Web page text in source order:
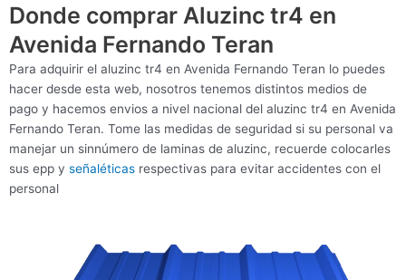
Donde comprar Aluzinc tr4 en
Avenida Fernando Teran
Para adquirir el aluzinc tr4 en Avenida Fernando Teran lo puedes
hacer desde esta web, nosotros tenemos distintos medios de
pago y hacemos envios a nivel nacional del aluzinc tr4 en Avenida
Fernando Teran. Tome las medidas de seguridad si su personal va
manejar un sinnúmero de laminas de aluzinc, recuerde colocarles
sus epp y señaléticas respectivas para evitar accidentes con el
personal